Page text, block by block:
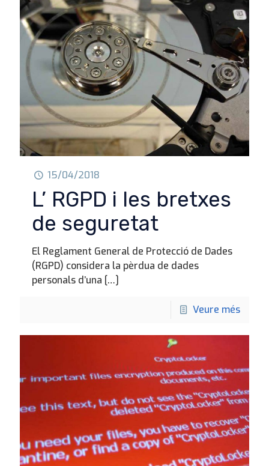
15/04/2018
L’ RGPD i les bretxes
de seguretat
El Reglament General de Protecció de Dades
(RGPD) considera la pèrdua de dades
personals d’una […]
Veure més